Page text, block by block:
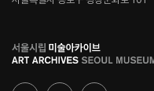
로
고